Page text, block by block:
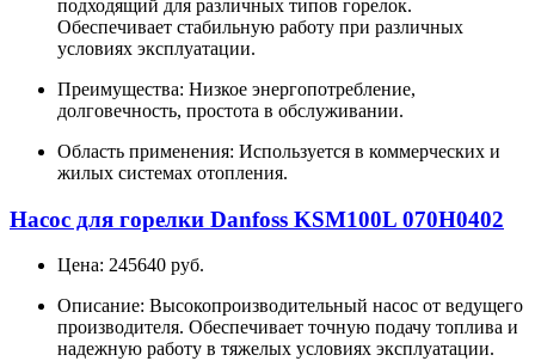
подходящий для различных типов горелок.
Обеспечивает стабильную работу при различных
условиях эксплуатации.
Преимущества: Низкое энергопотребление,
долговечность, простота в обслуживании.
Область применения: Используется в коммерческих и
жилых системах отопления.
Насос для горелки Danfoss KSM100L 070H0402
Цена: 245640 руб.
Описание: Высокопроизводительный насос от ведущего
производителя. Обеспечивает точную подачу топлива и
надежную работу в тяжелых условиях эксплуатации.